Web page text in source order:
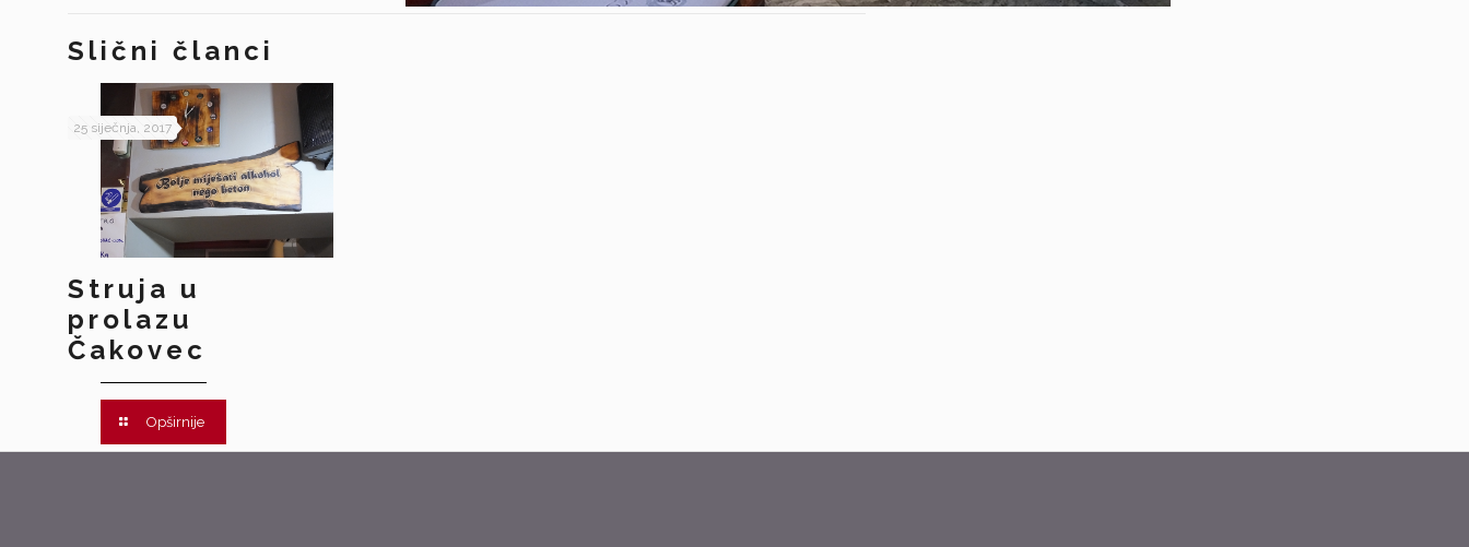
Slični članci
25 siječnja, 2017
Struja u
prolazu
Čakovec
Opširnije